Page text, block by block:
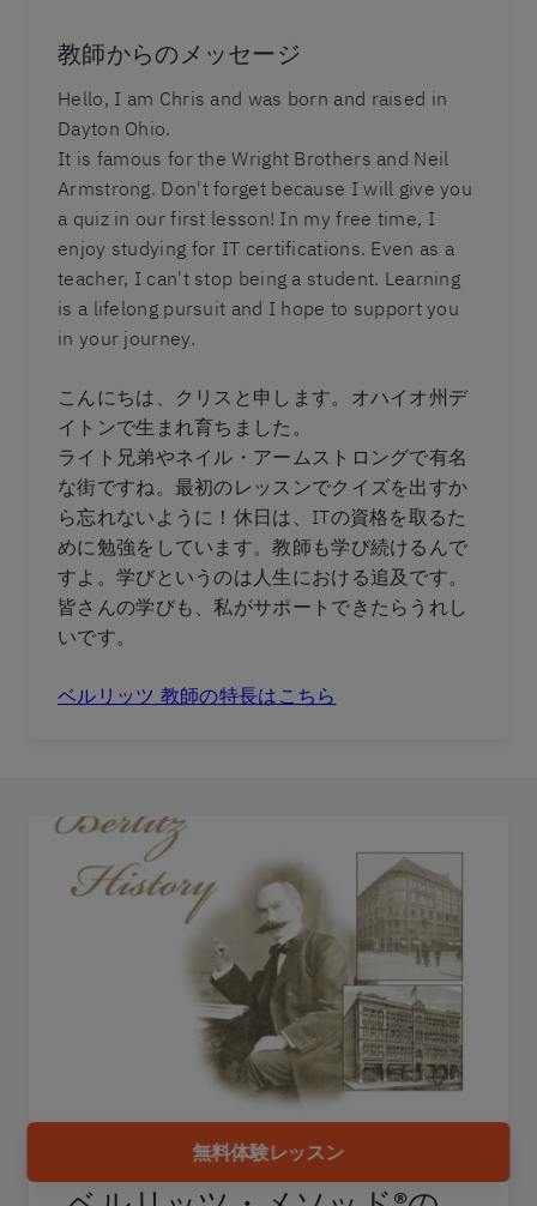
教師からのメッセージ
Hello, I am Chris and was born and raised in
Dayton Ohio.
It is famous for the Wright Brothers and Neil
Armstrong. Don't forget because I will give you
a quiz in our first lesson! In my free time, I
enjoy studying for IT certifications. Even as a
teacher, I can't stop being a student. Learning
is a lifelong pursuit and I hope to support you
in your journey.
こんにちは、クリスと申します。オハイオ州デ
イトンで生まれ育ちました。
ライト兄弟やネイル・アームストロングで有名
な街ですね。最初のレッスンでクイズを出すか
ら忘れないように！休日は、ITの資格を取るた
めに勉強をしています。教師も学び続けるんで
すよ。学びというのは人生における追及です。
皆さんの学びも、私がサポートできたらうれし
いです。
ベルリッツ 教師の特長はこちら
無料体験レッスン